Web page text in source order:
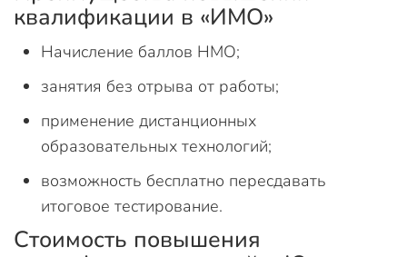
квалификации в «ИМО»
Начисление баллов НМО;
занятия без отрыва от работы;
применение дистанционных
образовательных технологий;
возможность бесплатно пересдавать
итоговое тестирование.
Стоимость повышения